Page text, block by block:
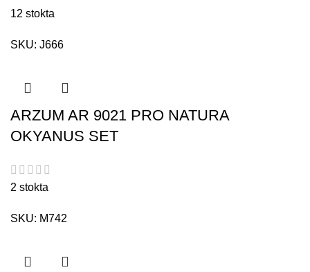
12 stokta
SKU: J666
ARZUM AR 9021 PRO NATURA
OKYANUS SET
2 stokta
SKU: M742